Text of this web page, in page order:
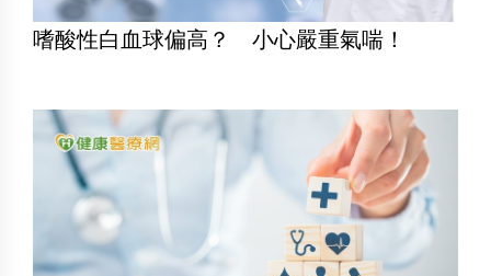
嗜酸性白血球偏高？ 小心嚴重氣喘！